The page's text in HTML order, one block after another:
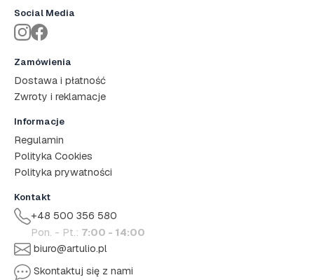
Zamówienia
Dostawa i płatność
Zwroty i reklamacje
Informacje
Regulamin
Polityka Cookies
Polityka prywatności
Kontakt
+48 500 356 580
Pon. - Pt.: 7:00 - 14:00
biuro@artulio.pl
Skontaktuj się z nami
Social Media